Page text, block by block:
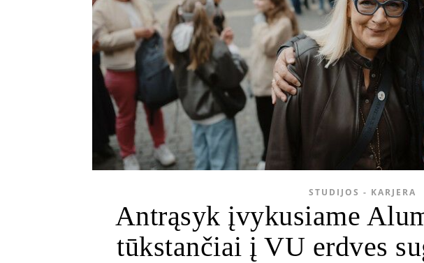
STUDIJOS - KARJERA
Antrąsyk įvykusiame
tūkstančiai į VU erdves